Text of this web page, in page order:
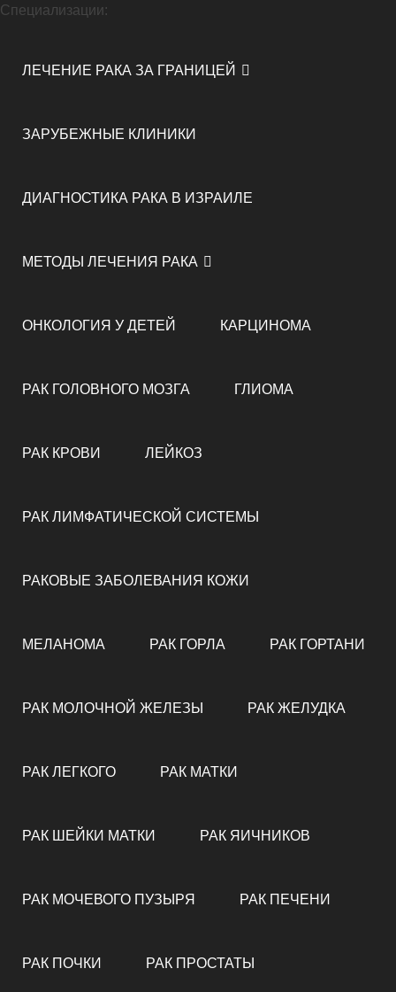
Специализации:
ЛЕЧЕНИЕ РАКА ЗА ГРАНИЦЕЙ
ЗАРУБЕЖНЫЕ КЛИНИКИ
ДИАГНОСТИКА РАКА В ИЗРАИЛЕ
МЕТОДЫ ЛЕЧЕНИЯ РАКА
ОНКОЛОГИЯ У ДЕТЕЙ КАРЦИНОМА
РАК ГОЛОВНОГО МОЗГА ГЛИОМА
РАК КРОВИ ЛЕЙКОЗ
РАК ЛИМФАТИЧЕСКОЙ СИСТЕМЫ
РАКОВЫЕ ЗАБОЛЕВАНИЯ КОЖИ
МЕЛАНОМА РАК ГОРЛА РАК ГОРТАНИ
РАК МОЛОЧНОЙ ЖЕЛЕЗЫ РАК ЖЕЛУДКА
РАК ЛЕГКОГО РАК МАТКИ
РАК ШЕЙКИ МАТКИ РАК ЯИЧНИКОВ
РАК МОЧЕВОГО ПУЗЫРЯ РАК ПЕЧЕНИ
РАК ПОЧКИ РАК ПРОСТАТЫ